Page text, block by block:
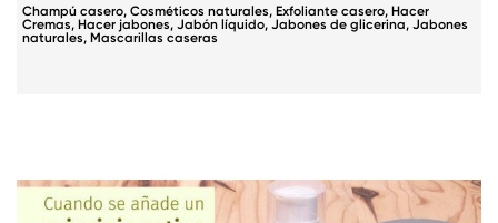
Champú casero, Cosméticos naturales, Exfoliante casero, Hacer
Cremas, Hacer jabones, Jabón líquido, Jabones de glicerina, Jabones
naturales, Mascarillas caseras